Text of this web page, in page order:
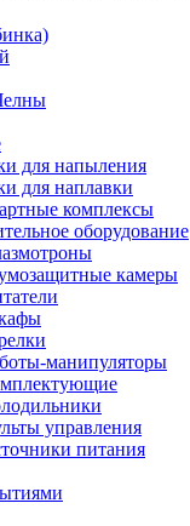
для напыления
для наплавки
комплексы
оборудование
камеры
манипуляторы
управления
питания